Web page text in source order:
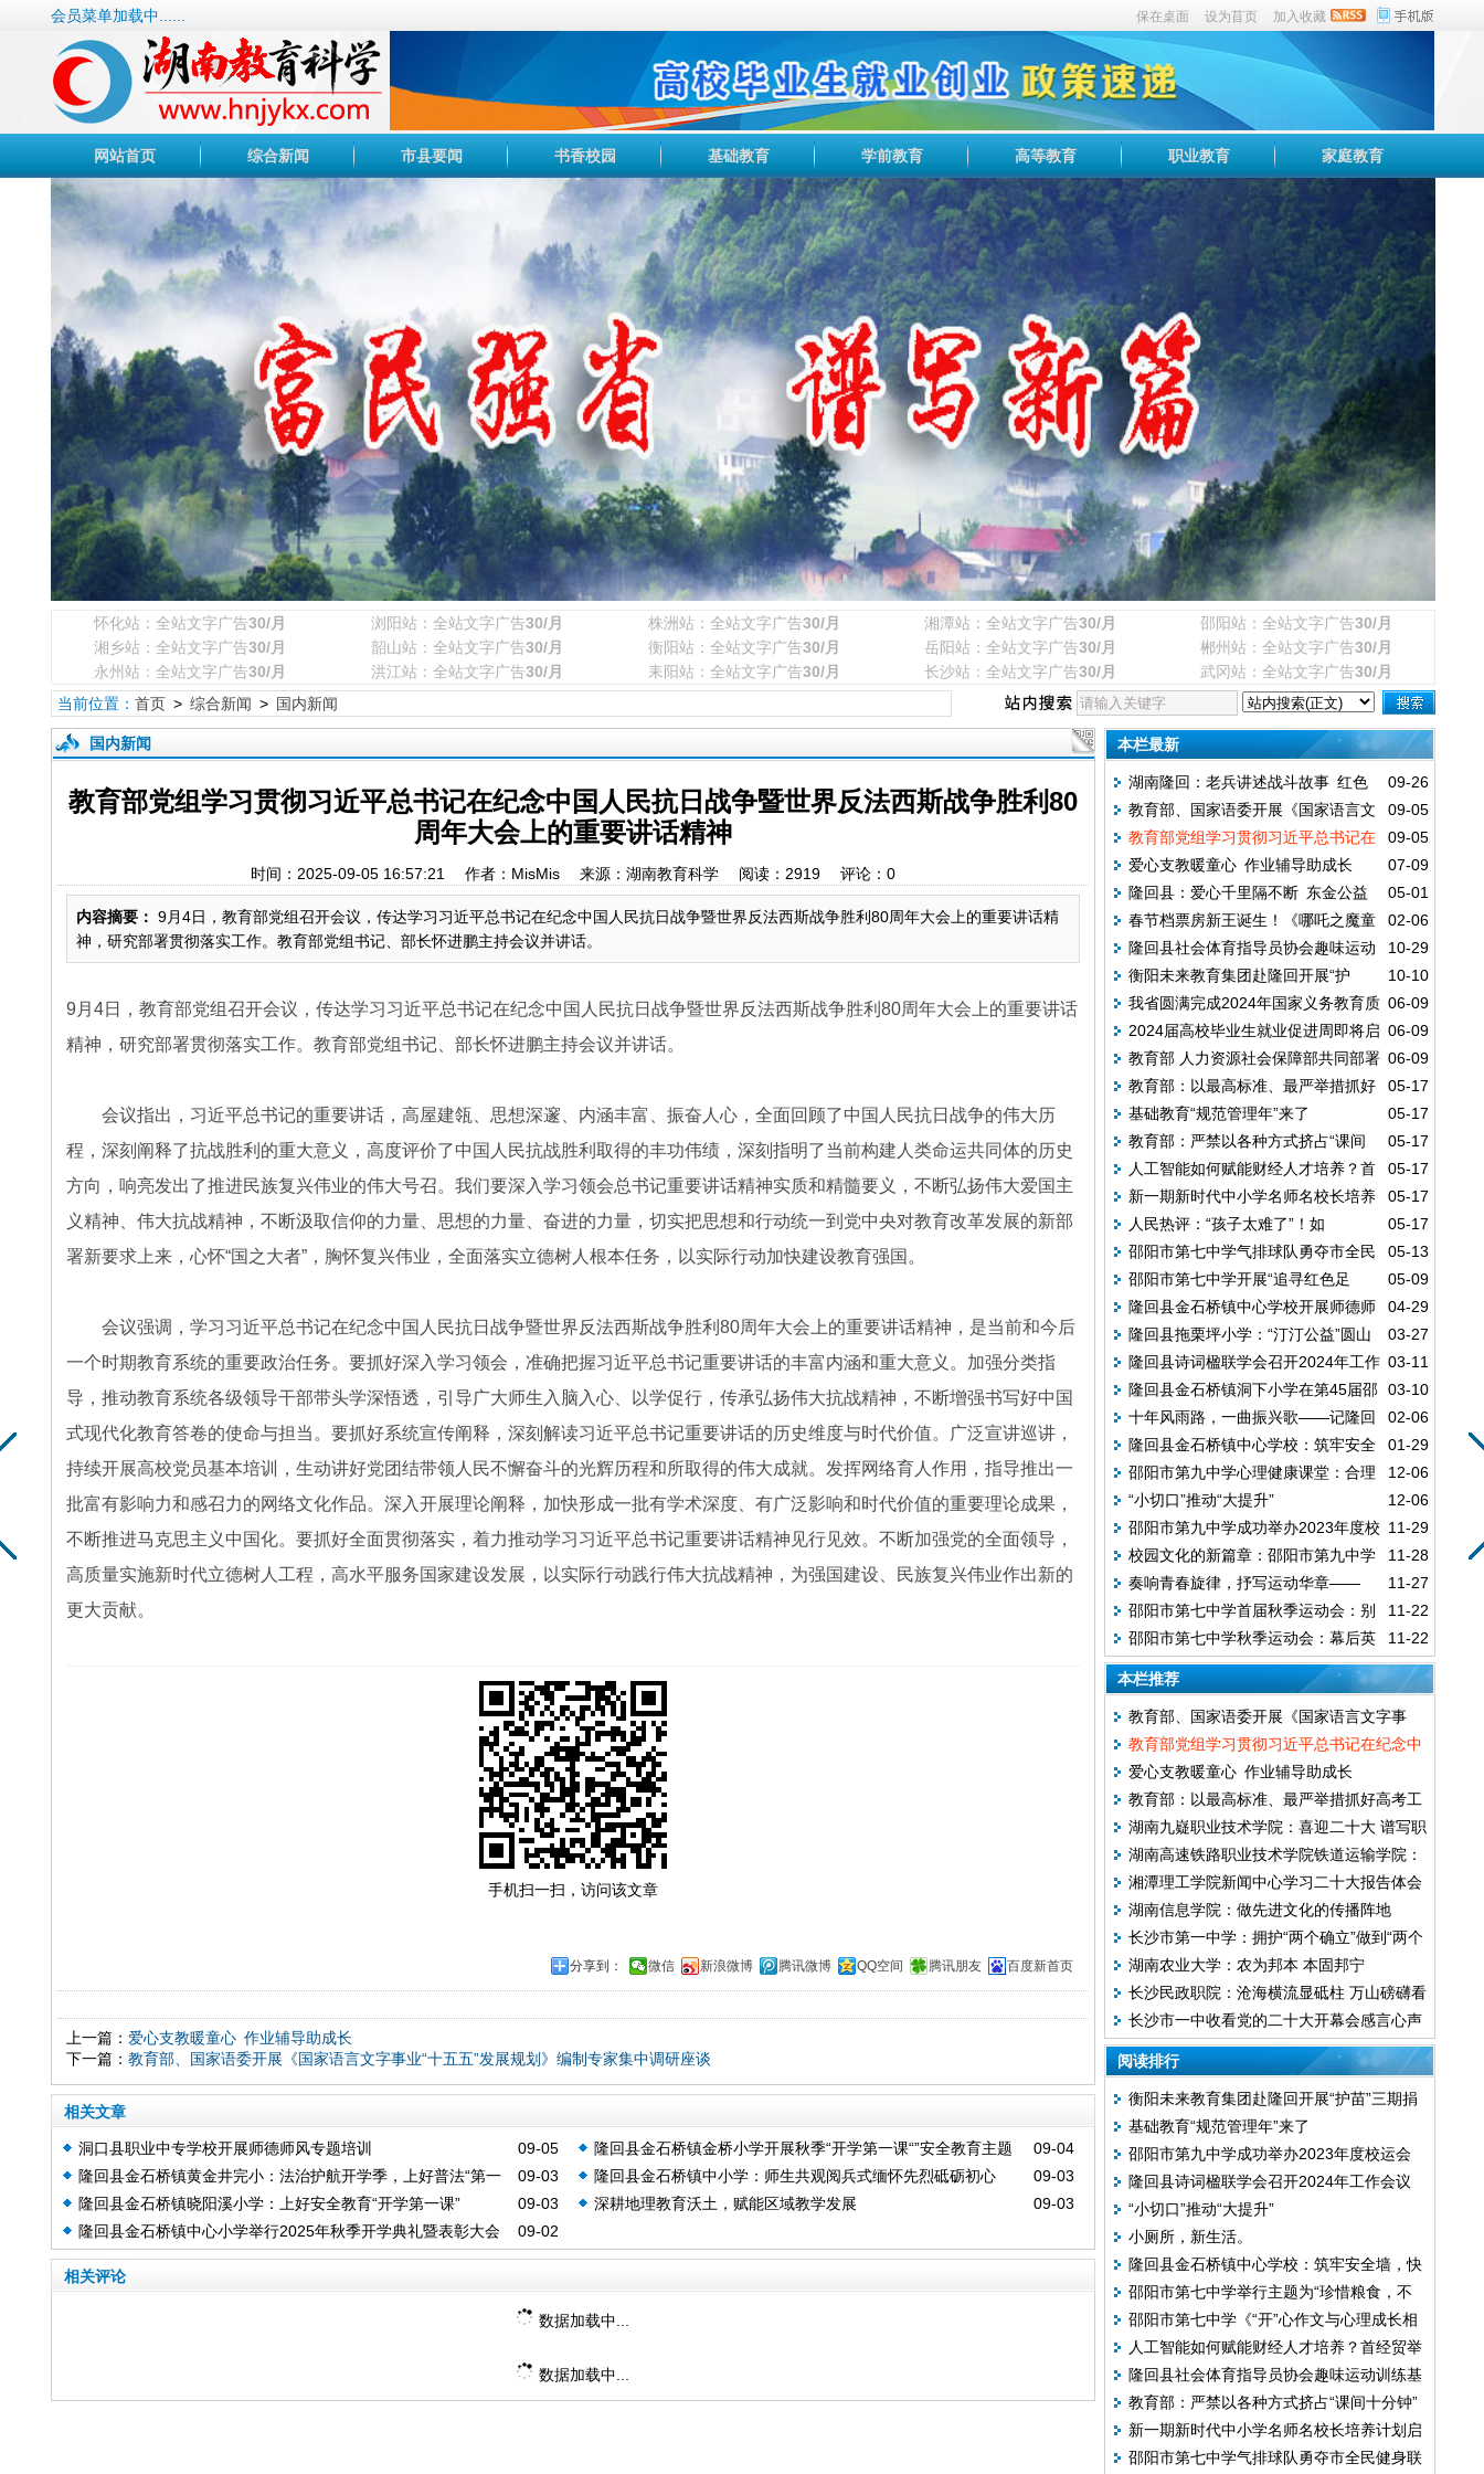
会员菜单加载中...... 保在桌面 设为苜页 加入收藏
网站首页 综合新闻 市县要闻 书香校园 基础教育 学前教育 高等教育 职业教育 家庭教育
怀化站：全站文字广告30/月 浏阳站：全站文字广告30/月 株洲站：全站文字广告30/月 湘潭站：全站文字广告30/月 邵阳站：全站文字广告30/月
湘乡站：全站文字广告30/月 韶山站：全站文字广告30/月 衡阳站：全站文字广告30/月 岳阳站：全站文字广告30/月 郴州站：全站文字广告30/月
永州站：全站文字广告30/月 洪江站：全站文字广告30/月 耒阳站：全站文字广告30/月 长沙站：全站文字广告30/月 武冈站：全站文字广告30/月
当前位置： 首页> 综合新闻 > 国内新闻
国内新闻
教育部党组学习贯彻习近平总书记在纪念中国人民抗日战争暨世界反法西斯战争胜利80
周年大会上的重要讲话精神
时间：2025-09-05 16:57:21 作者：MisMis 来源：湖南教育科学 阅读： 2919评论： 0
内容摘要： 9月4日，教育部党组召开会议，传达学习习近平总书记在纪念中国人民抗日战争暨世界反法西斯战争胜利80周年大会上的重要讲话精
神，研究部署贯彻落实工作。教育部党组书记、部长怀进鹏主持会议并讲话。
9月4日，教育部党组召开会议，传达学习习近平总书记在纪念中国人民抗日战争暨世界反法西斯战争胜利80周年大会上的重要讲话
精神，研究部署贯彻落实工作。教育部党组书记、部长怀进鹏主持会议并讲话。
会议指出，习近平总书记的重要讲话，高屋建瓴、思想深邃、内涵丰富、振奋人心，全面回顾了中国人民抗日战争的伟大历
程，深刻阐释了抗战胜利的重大意义，高度评价了中国人民抗战胜利取得的丰功伟绩，深刻指明了当前构建人类命运共同体的历史
方向，响亮发出了推进民族复兴伟业的伟大号召。我们要深入学习领会总书记重要讲话精神实质和精髓要义，不断弘扬伟大爱国主
义精神、伟大抗战精神，不断汲取信仰的力量、思想的力量、奋进的力量，切实把思想和行动统一到党中央对教育改革发展的新部
署新要求上来，心怀“国之大者”，胸怀复兴伟业，全面落实立德树人根本任务，以实际行动加快建设教育强国。
会议强调，学习习近平总书记在纪念中国人民抗日战争暨世界反法西斯战争胜利80周年大会上的重要讲话精神，是当前和今后
一个时期教育系统的重要政治任务。要抓好深入学习领会，准确把握习近平总书记重要讲话的丰富内涵和重大意义。加强分类指
导，推动教育系统各级领导干部带头学深悟透，引导广大师生入脑入心、以学促行，传承弘扬伟大抗战精神，不断增强书写好中国
式现代化教育答卷的使命与担当。要抓好系统宣传阐释，深刻解读习近平总书记重要讲话的历史维度与时代价值。广泛宣讲巡讲，
持续开展高校党员基本培训，生动讲好党团结带领人民不懈奋斗的光辉历程和所取得的伟大成就。发挥网络育人作用，指导推出一
批富有影响力和感召力的网络文化作品。深入开展理论阐释，加快形成一批有学术深度、有广泛影响和时代价值的重要理论成果，
不断推进马克思主义中国化。要抓好全面贯彻落实，着力推动学习习近平总书记重要讲话精神见行见效。不断加强党的全面领导，
高质量实施新时代立德树人工程，高水平服务国家建设发展，以实际行动践行伟大抗战精神，为强国建设、民族复兴伟业作出新的
更大贡献。
手机扫一扫，访问该文章
分享到： 微信 新浪微博 腾讯微博 QQ空间 腾讯朋友 百度新首页
上一篇： 爱心支教暖童心 作业辅导助成长
下一篇： 教育部、国家语委开展《国家语言文字事业“十五五”发展规划》编制专家集中调研座谈
相关文章
09-05
洞口县职业中专学校开展师德师风专题培训 09-04
隆回县金石桥镇金桥小学开展秋季“开学第一课“”安全教育主题
活动
09-03
隆回县金石桥镇黄金井完小：法治护航开学季，上好普法“第一
课”
09-03
隆回县金石桥镇中小学：师生共观阅兵式缅怀先烈砥砺初心
09-03
隆回县金石桥镇晓阳溪小学：上好安全教育“开学第一课” 09-03
深耕地理教育沃土，赋能区域教学发展
09-02
隆回县金石桥镇中心小学举行2025年秋季开学典礼暨表彰大会
相关评论
数据加载中...
数据加载中...
本栏最新
09-26
湖南隆回：老兵讲述战斗故事 红色
基因代代传承
09-05
教育部、国家语委开展《国家语言文
字事业“十五五”发展规划》编制专家集中调
研座谈
09-05
教育部党组学习贯彻习近平总书记在
纪念中国人民抗日战争暨世界反法西斯战争
胜利80周年大会上的重要讲话精神
07-09
爱心支教暖童心 作业辅导助成长
05-01
隆回县：爱心千里隔不断 东金公益
暖校园
02-06
春节档票房新王诞生！《哪吒之魔童
闹海》以60亿登顶中国影史冠军
10-29
隆回县社会体育指导员协会趣味运动
训练基地正式挂牌成立
10-10
衡阳未来教育集团赴隆回开展“护
苗”三期捐赠活动
06-09
我省圆满完成2024年国家义务教育质
量监测实施工作
06-09
2024届高校毕业生就业促进周即将启
动
06-09
教育部 人力资源社会保障部共同部署
做好2024届全国普通高校毕业生就业创业工
作
05-17
教育部：以最高标准、最严举措抓好
高考工作
05-17
基础教育“规范管理年”来了
05-17
教育部：严禁以各种方式挤占“课间
十分钟”
05-17
人工智能如何赋能财经人才培养？首
经贸举行专题研讨
05-17
新一期新时代中小学名师名校长培养
计划启动
05-17
人民热评：“孩子太难了”！如
何“掐”掉“掐尖招生”？
05-13
邵阳市第七中学气排球队勇夺市全民
健身联赛乙组冠军，以球育人展风采
05-09
邵阳市第七中学开展“追寻红色足
迹，弘扬长征精神”研学活动
04-29
隆回县金石桥镇中心学校开展师德师
风全员教育培训
03-27
隆回县拖栗坪小学：“汀汀公益”圆山
村学子“校服梦”
03-11
隆回县诗词楹联学会召开2024年工作
会议
03-10
隆回县金石桥镇洞下小学在第45届邵
阳市青少年科技创新大赛中喜获佳绩
02-06
十年风雨路，一曲振兴歌——记隆回
县人大机关老干支部书记、县关工委主任刘
文成
01-29
隆回县金石桥镇中心学校：筑牢安全
墙，快乐过寒假
12-06
邵阳市第九中学心理健康课堂：合理
归因助成长
12-06
“小切口”推动“大提升”
11-29
邵阳市第九中学成功举办2023年度校
运会
11-28
校园文化的新篇章：邵阳市第九中学
的教职工拔河比赛
11-27
奏响青春旋律，抒写运动华章——
2023年邵阳市第七中学第一届田径运动会颁
奖典礼暨升旗仪式
11-22
邵阳市第七中学首届秋季运动会：别
开生面的教师接力赛
11-22
邵阳市第七中学秋季运动会：幕后英
雄的辉煌创造
本栏推荐
教育部、国家语委开展《国家语言文字事
业“十五五”发展规划》编制专家集中调研座
谈
教育部党组学习贯彻习近平总书记在纪念中
国人民抗日战争暨世界反法西斯战争胜利80
周年大会上的重要讲话精神
爱心支教暖童心 作业辅导助成长
教育部：以最高标准、最严举措抓好高考工
作
湖南九嶷职业技术学院：喜迎二十大 谱写职
业教育改革发展新篇章
湖南高速铁路职业技术学院铁道运输学院：
做一名新时代“四有”好老师
湘潭理工学院新闻中心学习二十大报告体会
湖南信息学院：做先进文化的传播阵地
长沙市第一中学：拥护“两个确立”做到“两个
维护”
湖南农业大学：农为邦本 本固邦宁
长沙民政职院：沧海横流显砥柱 万山磅礴看
主峰
长沙市一中收看党的二十大开幕会感言心声
阅读排行
衡阳未来教育集团赴隆回开展“护苗”三期捐
赠活动
基础教育“规范管理年”来了
邵阳市第九中学成功举办2023年度校运会
隆回县诗词楹联学会召开2024年工作会议
“小切口”推动“大提升”
小厕所，新生活。
隆回县金石桥镇中心学校：筑牢安全墙，快
乐过寒假
邵阳市第七中学举行主题为“珍惜粮食，不
负‘食’光”的周会升旗仪式
邵阳市第七中学《“开”心作文与心理成长相
融互促》课题组开展系列实践研究活动
人工智能如何赋能财经人才培养？首经贸举
行专题研讨
隆回县社会体育指导员协会趣味运动训练基
地正式挂牌成立
教育部：严禁以各种方式挤占“课间十分钟”
新一期新时代中小学名师名校长培养计划启
动
邵阳市第七中学气排球队勇夺市全民健身联